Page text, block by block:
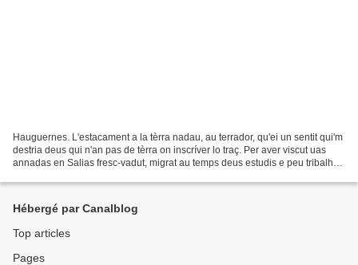
Hauguernes. L'estacament a la tèrra nadau, au terrador, qu'ei un sentit qui'm
destria deus qui n'an pas de tèrra on inscríver lo traç. Per aver viscut uas
annadas en Salias fresc-vadut, migrat au temps deus estudis e peu tribalh
Hébergé par Canalblog
Top articles
Pages